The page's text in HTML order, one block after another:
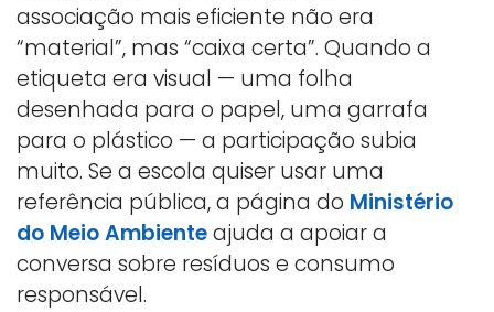
associação mais eficiente não era
“material”, mas “caixa certa”. Quando a
etiqueta era visual — uma folha
desenhada para o papel, uma garrafa
para o plástico — a participação subia
muito. Se a escola quiser usar uma
referência pública, a página do Ministério
do Meio Ambienteajuda a apoiar a
conversa sobre resíduos e consumo
responsável.